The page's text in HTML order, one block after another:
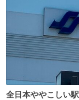
全日本ややこしい